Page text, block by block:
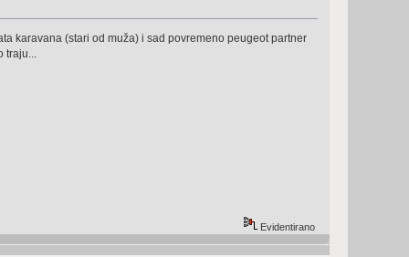
karavana (stari od muža) i sad povremeno peugeot partner
Evidentirano